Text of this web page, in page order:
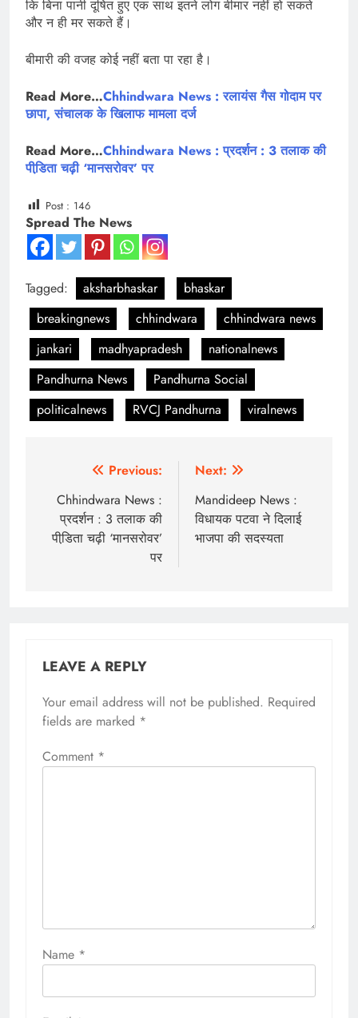
कि बिना पानी दूषित हुए एक साथ इतने लोग बीमार नहीं हो सकते
और न ही मर सकते हैं।
बीमारी की वजह कोई नहीं बता पा रहा है।
Read More…Chhindwara News : रलायंस गैस गोदाम पर
छापा, संचालक के खिलाफ मामला दर्ज
Read More…Chhindwara News : प्रदर्शन : 3 तलाक की
पीडि़ता चढ़ी ‘मानसरोवर’ पर
Post : 146
Spread The News
Tagged: aksharbhaskar
bhaskar
breakingnews
chhindwara
chhindwara news
jankari
madhyapradesh
nationalnews
Pandhurna News
Pandhurna Social
politicalnews
RVCJ Pandhurna viralnews
navigation
Previous:
Chhindwara News :
प्रदर्शन : 3 तलाक की
पीडि़ता चढ़ी ‘मानसरोवर’
पर
Next:
Mandideep News :
विधायक पटवा ने दिलाई
भाजपा की सदस्यता
LEAVE A REPLY
Your email address will not be published. Required
fields are marked *
Comment *
Name *